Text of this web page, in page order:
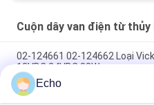
Cuộn dây van điện từ thủy
02-124661 02-124662 Loại
12VDC 24VDC 30W
Vickers Loại cuộn dây điện từ
Echo